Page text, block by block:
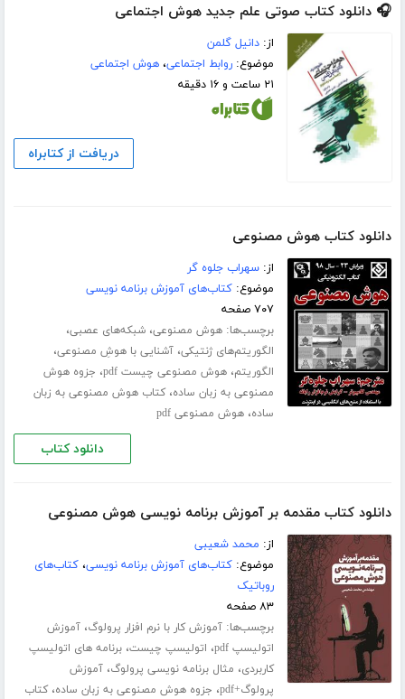
🎧 دانلود کتاب صوتی علم جدید هوش اجتماعی
از:دانیل گلمن
موضوع:روابط اجتماعی،هوش اجتماعی
۲۱ ساعت و ۱۶ دقیقه
دریافت از کتابراه
دانلود کتاب هوش مصنوعی
از:سهراب جلوه گر
موضوع:کتاب‌های آموزش برنامه نویسی
۷۰۷ صفحه
برچسب‌ها:هوش مصنوعی،شبکه‌های عصبی،
الگوریتم‌های ژنتیکی،آشنایی با هوشِ مصنوعی،
الگوریتم،هوش مصنوعی چیست pdf ، جزوه هوش
مصنوعی به زبان ساده،کتاب هوش مصنوعی به زبان
ساده،هوش مصنوعی pdf
دانلود کتاب
دانلود کتاب مقدمه بر آموزش برنامه نویسی هوش مصنوعی
از: محمد شعیبی
موضوع:کتاب‌های آموزش برنامه نویسی،کتاب‌های
روباتیک
۸۳ صفحه
برچسب‌ها:آموزش کار با نرم افزار پرولوگ،آموزش
اتولیسپ pdf
، اتولیسپ چیست،برنامه های اتولیسپ
کاربردی، مثال برنامه نویسی پرولوگ،آموزش
پرولوگ+pdf
، جزوه هوش مصنوعی به زبان ساده،کتاب